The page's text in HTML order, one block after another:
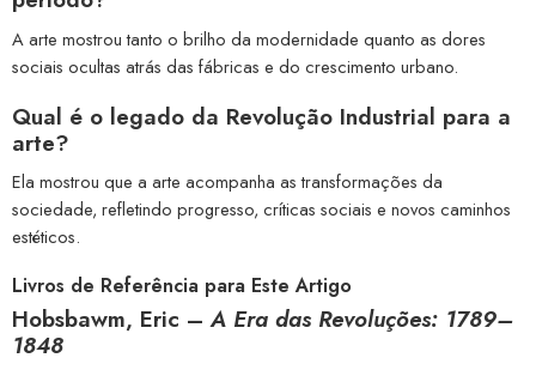
A arte mostrou tanto o brilho da modernidade quanto as dores
sociais ocultas atrás das fábricas e do crescimento urbano.
Qual é o legado da Revolução Industrial para a
arte?
Ela mostrou que a arte acompanha as transformações da
sociedade, refletindo progresso, críticas sociais e novos caminhos
estéticos.
Livros de Referência para Este Artigo
Hobsbawm, Eric –A Era das Revoluções: 1789–
1848